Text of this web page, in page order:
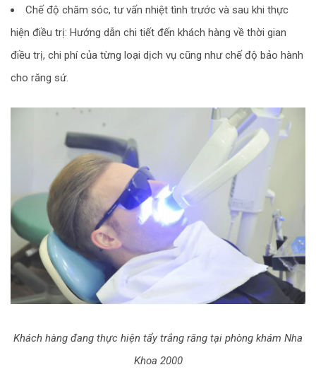
Chế độ chăm sóc, tư vấn nhiệt tình trước và sau khi thực
hiện điều trị: Hướng dẫn chi tiết đến khách hàng về thời gian
điều trị, chi phí của từng loại dịch vụ cũng như chế độ bảo hành
cho răng sứ.
Khách hàng đang thực hiện tẩy trắng răng tại phòng khám Nha
Khoa 2000